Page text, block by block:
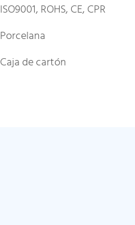
ISO9001, ROHS, CE, CPR
Porcelana
Caja de cartón